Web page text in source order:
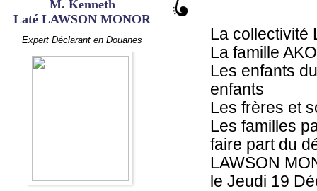
M. Kenneth
Laté LAWSON MONOR
Expert Déclarant en Douanes
La collectivité
La famille
Les enfants
enfants
Les frères et
Les familles
faire part du
LAWSON
le Jeudi 19